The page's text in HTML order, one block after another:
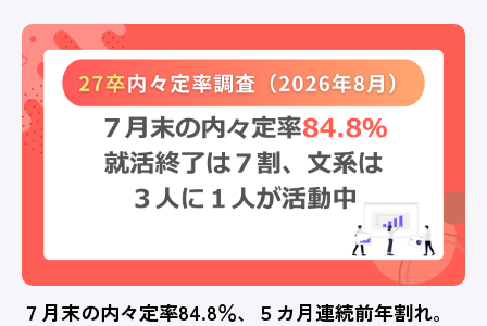
７月末の内々定率84.8％、５カ月連続前年割れ。